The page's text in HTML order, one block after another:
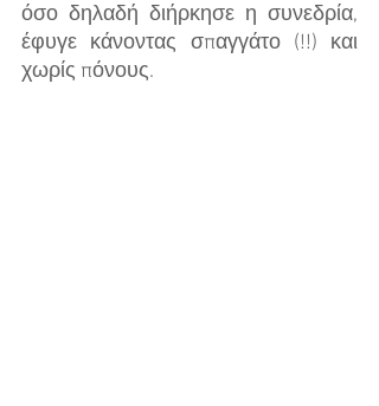
όσο δηλαδή διήρκησε η συνεδρία,
έφυγε κάνοντας σπαγγάτο (!!) και
χωρίς πόνους.